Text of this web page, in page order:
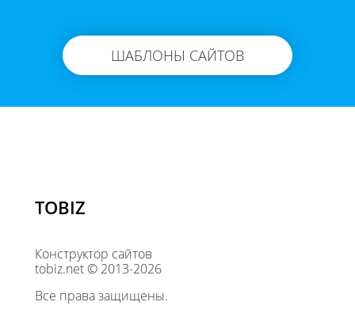
ШАБЛОНЫ САЙТОВ
TOBIZ
Конструктор сайтов
tobiz.net © 2013-2026
Все права защищены.